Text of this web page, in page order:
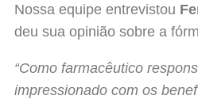
Nossa equipe entrevistou
deu sua opinião sobre a
“Como farmacêutico
impressionado com os